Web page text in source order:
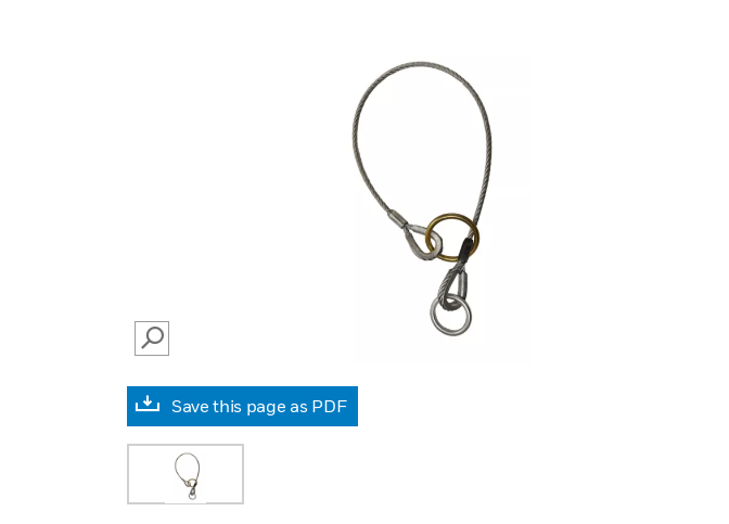
SEARCH
Save this page as PDF